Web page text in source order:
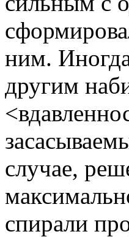
ним.
другим
случае,
спирали